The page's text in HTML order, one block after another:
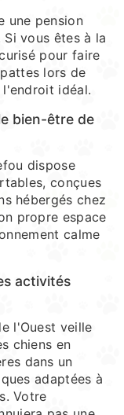
une pension
vous êtes à la
pour faire
lors de
idéal.
bien-être de
dispose
conçues
hébergés chez
propre espace
calme
activités
l'Ouest veille
chiens en
dans un
adaptées à
Votre